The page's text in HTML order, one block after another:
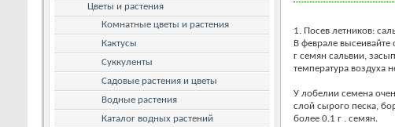
1. Посев летников:
В феврале
г семян сальвии,
температура воздуха
У лобелии семена
слой сырого песка,
более 0.1 г . семян.
Цветы и растения
Комнатные цветы и растения
Кактусы
Суккуленты
Садовые растения и цветы
Водные растения
Каталог водных растений